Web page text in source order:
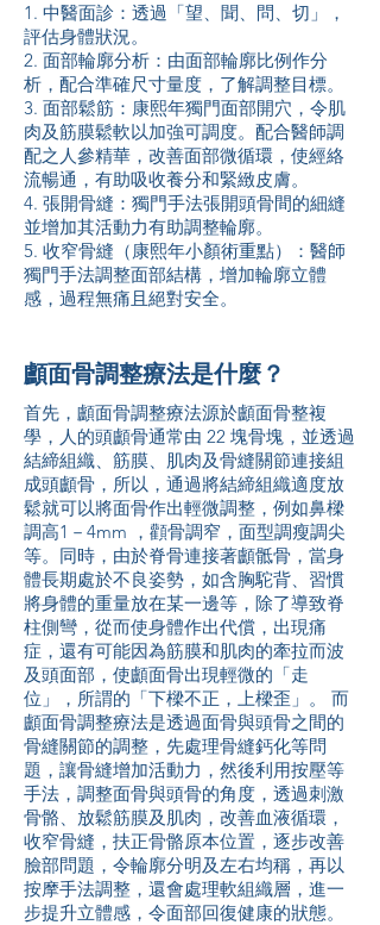
1. 中醫面診：透過「望、聞、問、切」，
評估身體狀況。
2. 面部輪廓分析：由面部輪廓比例作分
析，配合準確尺寸量度，了解調整目標。
3. 面部鬆筋：康熙年獨門面部開穴，令肌
肉及筋膜鬆軟以加強可調度。配合醫師調
配之人參精華，改善面部微循環，使經絡
流暢通，有助吸收養分和緊緻皮膚。
4. 張開骨縫：獨門手法張開頭骨間的細縫
並增加其活動力有助調整輪廓。
5. 收窄骨縫（康熙年小顏術重點）：醫師
獨門手法調整面部結構，增加輪廓立體
感，過程無痛且絕對安全。
顱面骨調整療法是什麼？
首先，顱面骨調整療法源於顱面骨整複
學，人的頭顱骨通常由 22 塊骨塊，並透過
結締組織、筋膜、肌肉及骨縫關節連接組
成頭顱骨，所以，通過將結締組織適度放
鬆就可以將面骨作出輕微調整，例如鼻樑
調高1－4mm ，顴骨調窄，面型調瘦調尖
等。同時，由於脊骨連接著顱骶骨，當身
體長期處於不良姿勢，如含胸駝背、習慣
將身體的重量放在某一邊等，除了導致脊
柱側彎，從而使身體作出代償，出現痛
症，還有可能因為筋膜和肌肉的牽拉而波
及頭面部，使顱面骨出現輕微的「走
位」，所謂的「下樑不正，上樑歪」。 而
顱面骨調整療法是透過面骨與頭骨之間的
骨縫關節的調整，先處理骨縫鈣化等問
題，讓骨縫增加活動力，然後利用按壓等
手法，調整面骨與頭骨的角度，透過刺激
骨骼、放鬆筋膜及肌肉，改善血液循環，
收窄骨縫，扶正骨骼原本位置，逐步改善
臉部問題，令輪廓分明及左右均稱，再以
按摩手法調整，還會處理軟組織層，進一
步提升立體感，令面部回復健康的狀態。